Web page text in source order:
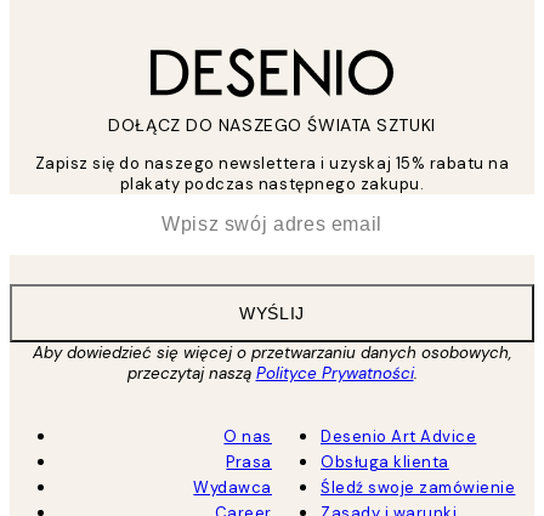
DOŁĄCZ DO NASZEGO ŚWIATA SZTUKI
Zapisz się do naszego newslettera i uzyskaj 15% rabatu na
plakaty podczas następnego zakupu.
WYŚLIJ
Aby dowiedzieć się więcej o przetwarzaniu danych osobowych,
przeczytaj naszą Polityce Prywatności.
O nas
Prasa
Wydawca
Desenio Art Advice
Obsługa klienta
Śledź swoje zamówienie